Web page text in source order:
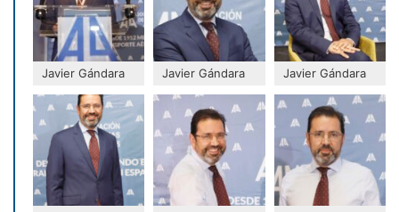
Javier Gándara Javier Gándara Javier Gándara